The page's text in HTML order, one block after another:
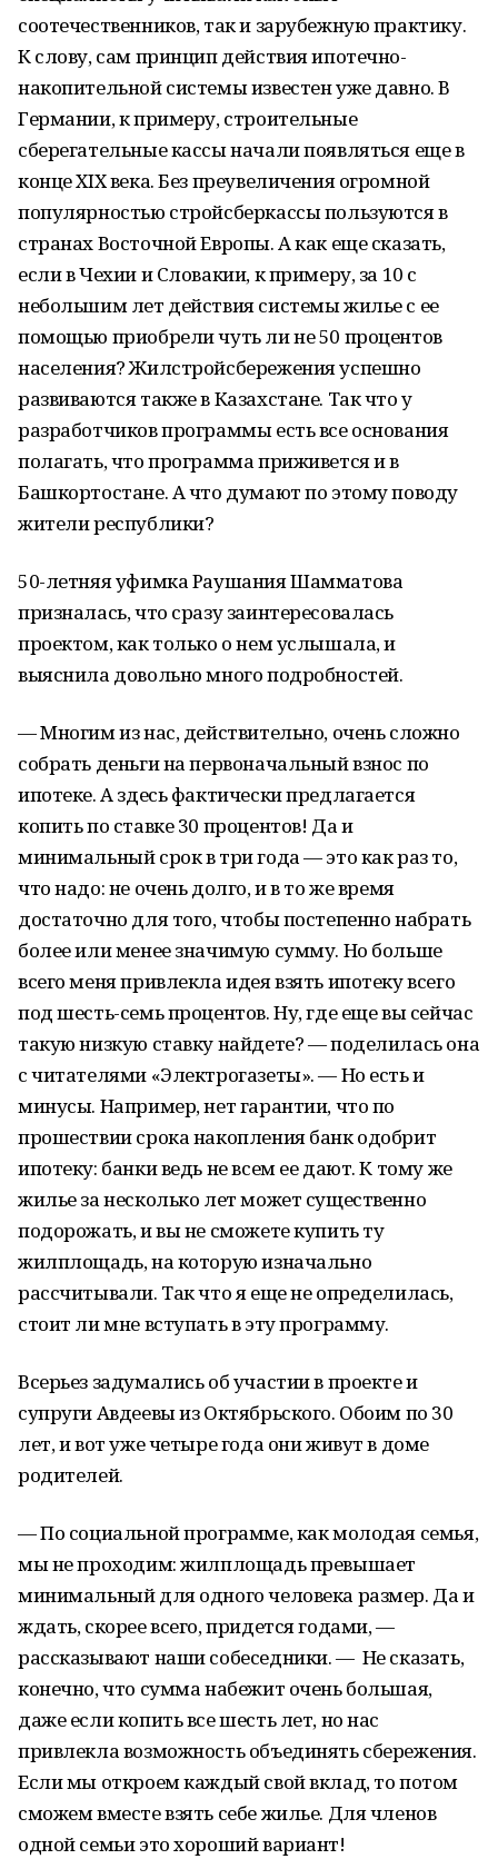
соотечественников, так и зарубежную практику.
К слову, сам принцип действия ипотечно-
накопительной системы известен уже давно. В
Германии, к примеру, строительные
сберегательные кассы начали появляться еще в
конце XIX века. Без преувеличения огромной
популярностью стройсберкассы пользуются в
странах Восточной Европы. А как еще сказать,
если в Чехии и Словакии, к примеру, за 10 с
небольшим лет действия системы жилье с ее
помощью приобрели чуть ли не 50 процентов
населения? Жилстройсбережения успешно
развиваются также в Казахстане. Так что у
разработчиков программы есть все основания
полагать, что программа приживется и в
Башкортостане. А что думают по этому поводу
жители республики?
50-летняя уфимка Раушания Шамматова
призналась, что сразу заинтересовалась
проектом, как только о нем услышала, и
выяснила довольно много подробностей.
— Многим из нас, действительно, очень сложно
собрать деньги на первоначальный взнос по
ипотеке. А здесь фактически предлагается
копить по ставке 30 процентов! Да и
минимальный срок в три года — это как раз то,
что надо: не очень долго, и в то же время
достаточно для того, чтобы постепенно набрать
более или менее значимую сумму. Но больше
всего меня привлекла идея взять ипотеку всего
под шесть-семь процентов. Ну, где еще вы сейчас
такую низкую ставку найдете? — поделилась она
с читателями «Электрогазеты». — Но есть и
минусы. Например, нет гарантии, что по
прошествии срока накопления банк одобрит
ипотеку: банки ведь не всем ее дают. К тому же
жилье за несколько лет может существенно
подорожать, и вы не сможете купить ту
жилплощадь, на которую изначально
рассчитывали. Так что я еще не определилась,
стоит ли мне вступать в эту программу.
Всерьез задумались об участии в проекте и
супруги Авдеевы из Октябрьского. Обоим по 30
лет, и вот уже четыре года они живут в доме
родителей.
— По социальной программе, как молодая семья,
мы не проходим: жилплощадь превышает
минимальный для одного человека размер. Да и
ждать, скорее всего, придется годами, —
рассказывают наши собеседники. — Не сказать,
конечно, что сумма набежит очень большая,
даже если копить все шесть лет, но нас
привлекла возможность объединять сбережения.
Если мы откроем каждый свой вклад, то потом
сможем вместе взять себе жилье. Для членов
одной семьи это хороший вариант!